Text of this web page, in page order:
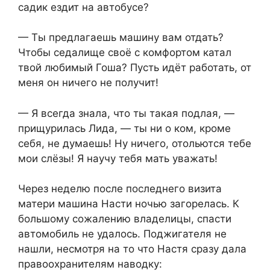
садик ездит на автобусе?​
​— Ты предлагаешь машину вам отдать?
Чтобы седалище своё с комфортом катал
твой любимый Гоша? Пусть идёт работать, от
меня он ничего не получит!​
​— Я всегда знала, что ты такая подлая, —
прищурилась Лида, — ты ни о ком, кроме
себя, не думаешь! Ну ничего, отольются тебе
мои слёзы! Я научу тебя мать уважать!
Через неделю после последнего визита
матери машина Насти ночью загорелась. К
большому сожалению владелицы, спасти
автомобиль не удалось. Поджигателя не
нашли, несмотря на то что Настя сразу дала
правоохранителям наводку:​